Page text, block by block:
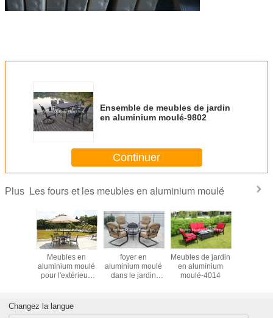
Ensemble de meubles de jardin
en aluminium moulé-9802
Continuer
Plus Les fours et les meubles en aluminium moulé
Meubles en
aluminium moulé
pour l'extérieur-
foyer en
aluminium moulé
dans le jardin
Meubles de jardin
en aluminium
moulé-4014
Changez la langue